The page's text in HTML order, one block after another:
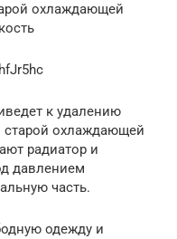
охлаждающей
к удалению
старой охлаждающей
радиатор и
давлением
часть.
одежду и